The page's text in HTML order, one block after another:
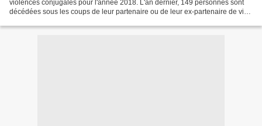
violences conjugales pour l'année 2018. L'an dernier, 149 personnes sont
décédées sous les coups de leur partenaire ou de leur ex-partenaire de vie.